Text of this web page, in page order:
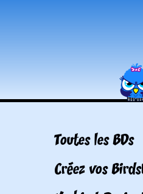
Toutes les BDs
Créez vos